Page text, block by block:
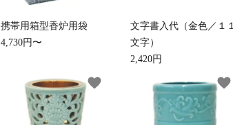
御香・線香
携帯用箱型香炉用袋
4,730円〜
文字書入代（金色／１１
文字）
2,420円
favorite favorite